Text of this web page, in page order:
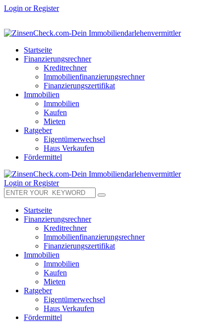
Login or Register
Startseite
Finanzierungsrechner
Kreditrechner
Immobilienfinanzierungsrechner
Finanzierungszertifikat
Immobilien
Immobilien
Kaufen
Mieten
Ratgeber
Eigentümerwechsel
Haus Verkaufen
Fördermittel
Login or Register
Startseite
Finanzierungsrechner
Kreditrechner
Immobilienfinanzierungsrechner
Finanzierungszertifikat
Immobilien
Immobilien
Kaufen
Mieten
Ratgeber
Eigentümerwechsel
Haus Verkaufen
Fördermittel